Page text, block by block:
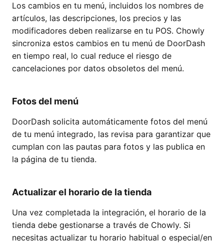
Los cambios en tu menú, incluidos los nombres de
artículos, las descripciones, los precios y las
modificadores deben realizarse en tu POS. Chowly
sincroniza estos cambios en tu menú de DoorDash
en tiempo real, lo cual reduce el riesgo de
cancelaciones por datos obsoletos del menú.
Fotos del menú
DoorDash solicita automáticamente fotos del menú
de tu menú integrado, las revisa para garantizar que
cumplan con las pautas para fotos y las publica en
la página de tu tienda.
Actualizar el horario de la tienda
Una vez completada la integración, el horario de la
tienda debe gestionarse a través de Chowly. Si
necesitas actualizar tu horario habitual o especial/en